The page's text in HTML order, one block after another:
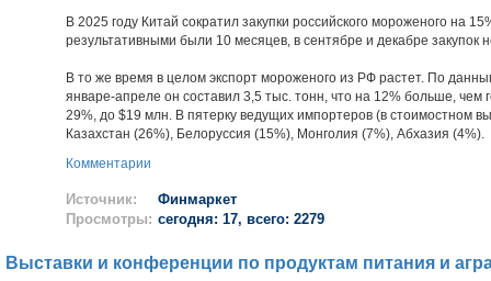
В 2025 году Китай сократил закупки российского мороженого на
результативными были 10 месяцев, в сентябре и декабре закупок
В то же время в целом экспорт мороженого из РФ растет. По
январе-апреле он составил 3,5 тыс. тонн, что на 12% больше, чем
29%, до $19 млн. В пятерку ведущих импортеров (в стоимостном
Казахстан (26%), Белоруссия (15%), Монголия (7%), Абхазия (4%).
Комментарии
Источник:
Финмаркет
Просмотры: сегодня: 17, всего: 2279
Выставки и конференции по продуктам питания и